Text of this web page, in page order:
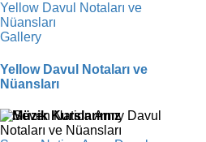
Yellow Davul Notaları ve
Nüansları
Gallery
Yellow Davul Notaları ve
Nüansları
Müzik Kurslarımız